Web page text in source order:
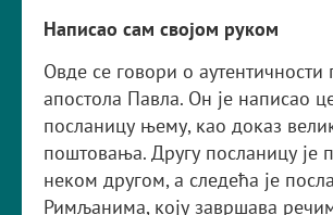
Написао сам својом руком
Овде се говори о аутентичности
апостола Павла. Он је написао
посланицу њему, као доказ
поштовања. Другу посланицу је
неком другом, а следећа је
Римљанима, коју завршава